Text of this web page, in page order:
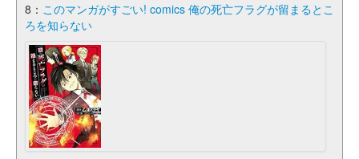
8： このマンガがすごい! comics 俺の死亡フラグが留まるとこ
ろを知らない